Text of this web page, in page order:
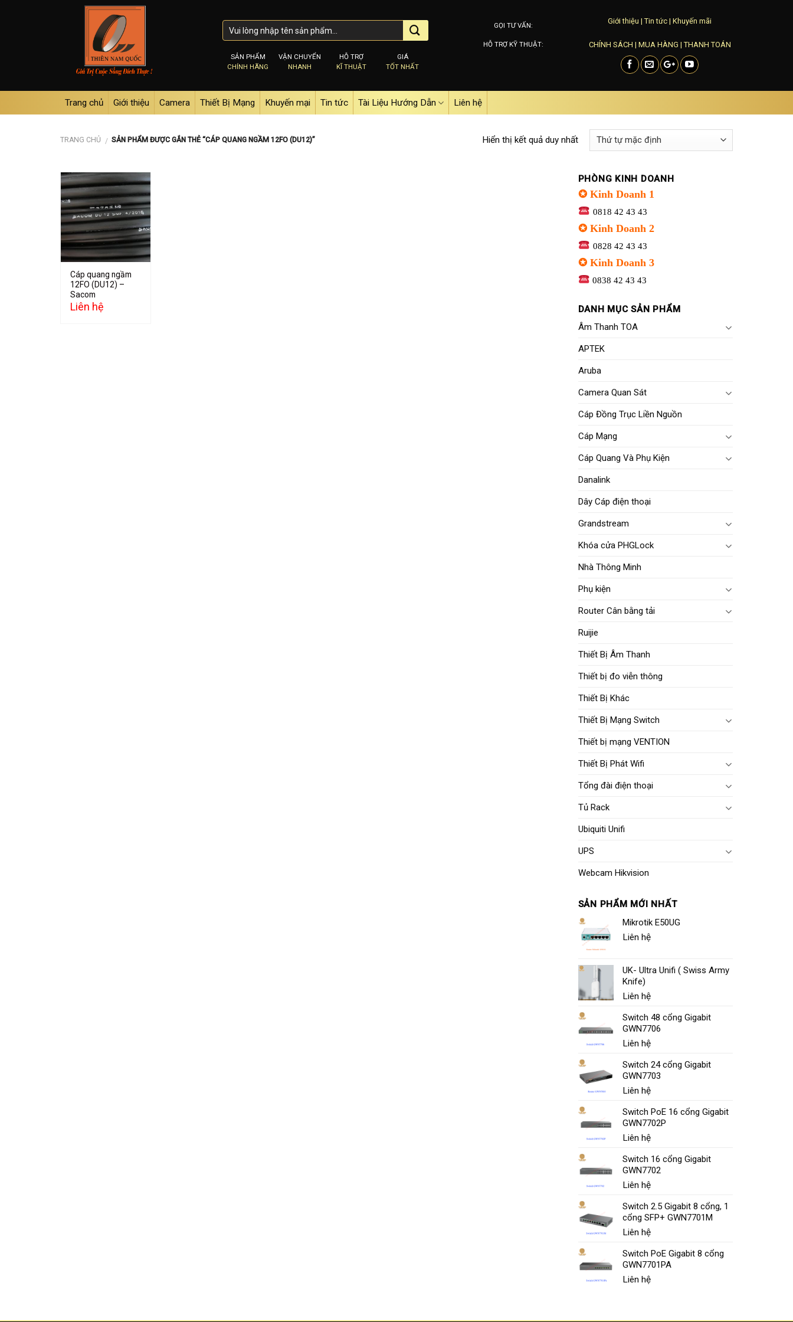
SẢN PHẨM
CHÍNH HÃNG
VẬN CHUYỂN
NHANH
HỖ TRỢ
KĨ THUẬT
GIÁ
TỐT NHẤT
GỌI TƯ VẤN:
HỖ TRỢ KỸ THUẬT:
Giới thiệu |Tin tức | Khuyến mãi
CHÍNH SÁCH | MUA HÀNG |THANH TOÁN
Trang chủ Giới thiệu Camera Thiết Bị Mạng Khuyến mại Tin tức Tài Liệu Hướng Dẫn Liên hệ
TRANG CHỦ / SẢN PHẨM ĐƯỢC GẮN THẺ “CÁP QUANG NGẦM 12FO (DU12)” Hiển thị kết quả duy nhất
Add to
wishlist
Cáp quang ngầm
12FO (DU12) –
Sacom
Liên hệ
PHÒNG KINH DOANH
✪ Kinh Doanh 1
0818 42 43 43
✪ Kinh Doanh 2
0828 42 43 43
✪ Kinh Doanh 3
0838 42 43 43
DANH MỤC SẢN PHẨM
Âm Thanh TOA
APTEK
Aruba
Camera Quan Sát
Cáp Đồng Trục Liền Nguồn
Cáp Mạng
Cáp Quang Và Phụ Kiện
Danalink
Dây Cáp điện thoại
Grandstream
Khóa cửa PHGLock
Nhà Thông Minh
Phụ kiện
Router Cân bằng tải
Ruijie
Thiết Bị Âm Thanh
Thiết bị đo viễn thông
Thiết Bị Khác
Thiết Bị Mạng Switch
Thiết bị mạng VENTION
Thiết Bị Phát Wifi
Tổng đài điện thoại
Tủ Rack
Ubiquiti Unifi
UPS
Webcam Hikvision
SẢN PHẨM MỚI NHẤT
Mikrotik E50UG
Liên hệ
UK- Ultra Unifi ( Swiss Army
Knife)
Liên hệ
Switch 48 cổng Gigabit
GWN7706
Liên hệ
Switch 24 cổng Gigabit
GWN7703
Liên hệ
Switch PoE 16 cổng Gigabit
GWN7702P
Liên hệ
Switch 16 cổng Gigabit
GWN7702
Liên hệ
Switch 2.5 Gigabit 8 cổng, 1
cổng SFP+ GWN7701M
Liên hệ
Switch PoE Gigabit 8 cổng
GWN7701PA
Liên hệ